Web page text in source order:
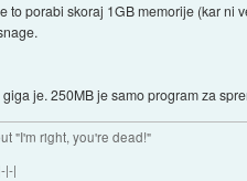
to porabi skoraj 1GB memorije (kar
je. 250MB je samo program za
"I'm right, you're dead!"
|-|